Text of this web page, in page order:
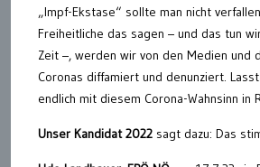
„Impf-Ekstase“ sollte man nicht
Freiheitliche das sagen – und das tun
Zeit –, werden wir von den Medien und
Coronas diffamiert und denunziert.
endlich mit diesem Corona-Wahnsinn in
Unser Kandidat 2022 sagt dazu: Das